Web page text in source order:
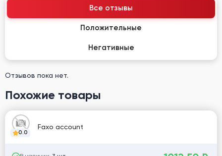
Все отзывы
Положительные
Негативные
Отзывов пока нет.
Похожие товары
0.0
Faxo account